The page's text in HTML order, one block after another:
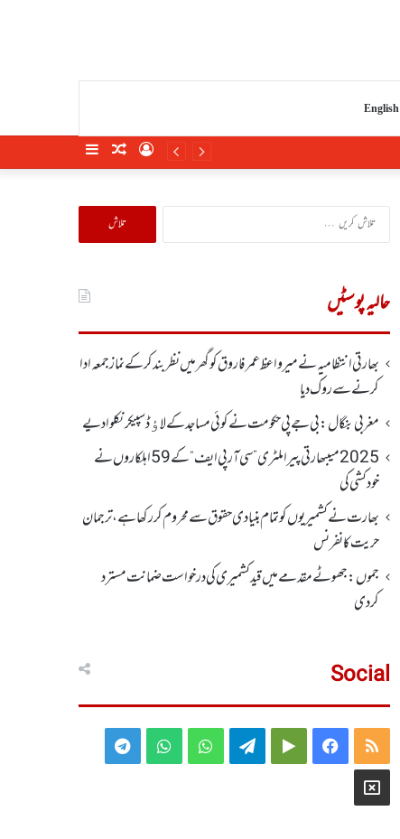
English
SidebarRandomLog
تلاش
کریں
حالیہ پوسٹیں
بھارتی انتظامیہ نے میر واعظ عمر فاروق کو گھر میں نظر بندکر کے نماز جمعہ ادا
کرنے سے روک دیا
مغربی بنگال: بی جے پی حکومت نے کوئی مساجد کے لاﺅڈ سپیکر نکلوا دیے
2025 میںبھارتی پیرا ملٹری ”سی آر پی ایف“ کے 59 اہلکاروں نے
خودکشی کی
بھارت نے کشمیریوں کو تمام بنیادی حقوق سے محروم کر رکھا ہے، ترجمان
حریت کانفرنس
جموں :جھوٹے مقدمے میں قید کشمیری کی درخواست ضمانت مسترد
کردی
Social
RSS
Facebook
Google
Telegram
WhatsApp
WhatsApp
Telegram
X